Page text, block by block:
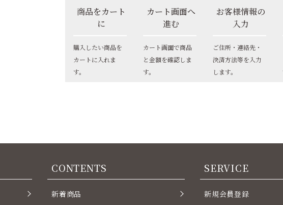
商品をカート
に
購入したい商品を
カートに入れま
す。
カート画面へ
進む
カート画面で商品
と金額を確認しま
す。
お客様情報の
入力
ご住所・連絡先・
決済方法等を入力
します。
CONTENTS
新着商品
SERVICE
新規会員登録